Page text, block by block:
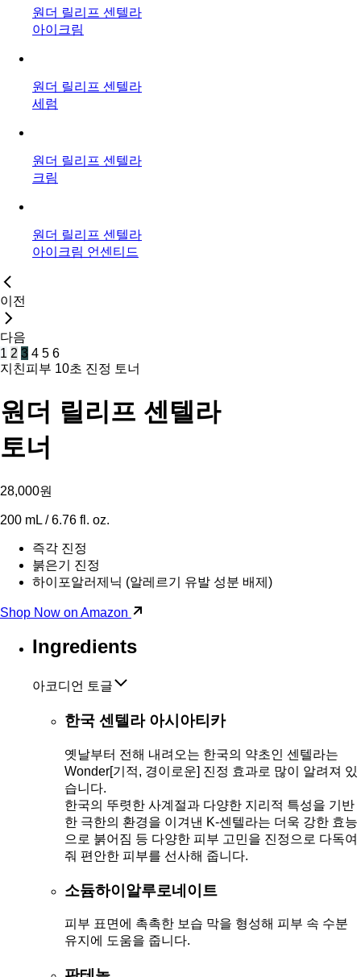
원더 릴리프 센텔라
아이크림
원더 릴리프 센텔라
세럼
원더 릴리프 센텔라
크림
원더 릴리프 센텔라
아이크림 언센티드
이전
다음
1 2 3 4 5 6
지친피부 10초 진정 토너
원더 릴리프 센텔라
토너
28,000원
200 mL / 6.76 fl. oz.
즉각 진정
붉은기 진정
하이포알러제닉 (알레르기 유발 성분 배제)
Shop Now on Amazon
Ingredients
아코디언 토글
한국 센텔라 아시아티카
옛날부터 전해 내려오는 한국의 약초인 센텔라는
Wonder[기적, 경이로운] 진정 효과로 많이 알려져 있
습니다.
한국의 뚜렷한 사계절과 다양한 지리적 특성을 기반
한 극한의 환경을 이겨낸 K-센텔라는 더욱 강한 효능
으로 붉어짐 등 다양한 피부 고민을 진정으로 다독여
줘 편안한 피부를 선사해 줍니다.
소듐하이알루로네이트
피부 표면에 촉촉한 보습 막을 형성해 피부 속 수분
유지에 도움을 줍니다.